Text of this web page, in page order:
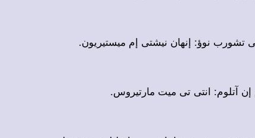
تشورب نوؤ: إنهان نيشتى إم ميستيريون.
إن آتلوم: انتى تى ميت مارتيروس.